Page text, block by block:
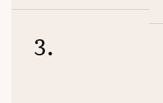
3.